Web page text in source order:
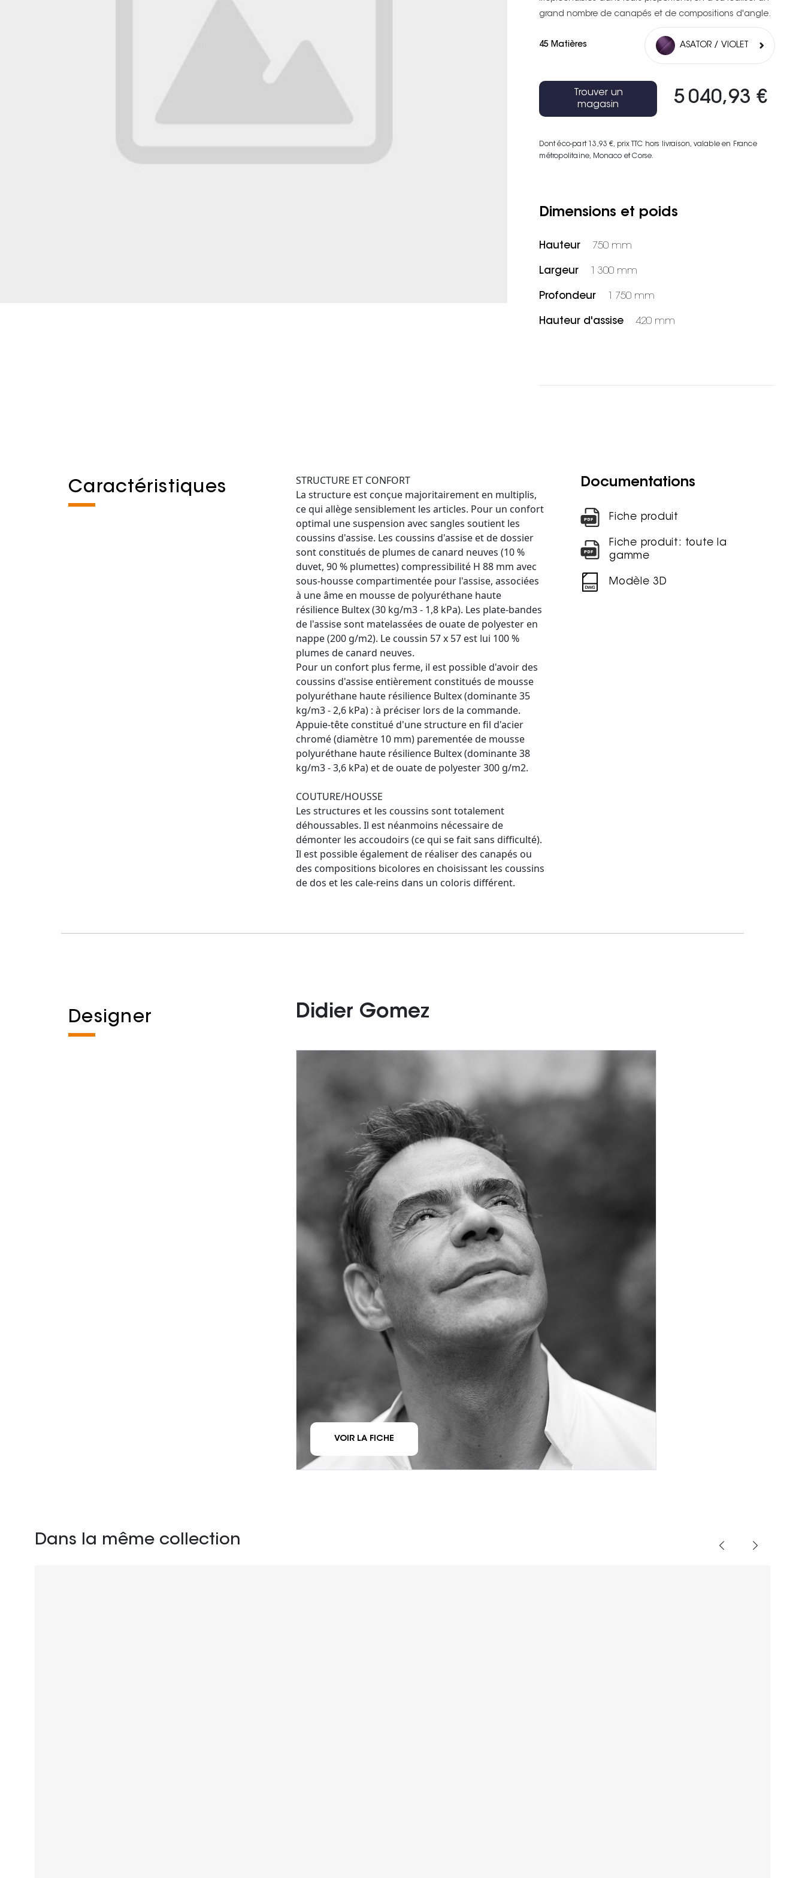
grand nombre de canapés et de compositions d'angle.
45 Matières ASATOR / VIOLET
5 040,93 €
Dont éco-part 13,93 €, prix TTC hors livraison, valable en France
métropolitaine, Monaco et Corse.
Trouver un
magasin
Dimensions et poids
Hauteur 750 mm
Largeur 1 300 mm
Profondeur 1 750 mm
Hauteur d'assise 420 mm
Caractéristiques
STRUCTURE ET CONFORT
La structure est conçue majoritairement en multiplis,
ce qui allège sensiblement les articles. Pour un confort
optimal une suspension avec sangles soutient les
coussins d'assise. Les coussins d'assise et de dossier
sont constitués de plumes de canard neuves (10 %
duvet, 90 % plumettes) compressibilité H 88 mm avec
sous-housse compartimentée pour l'assise, associées
à une âme en mousse de polyuréthane haute
résilience Bultex (30 kg/m3 - 1,8 kPa). Les plate-bandes
de l'assise sont matelassées de ouate de polyester en
nappe (200 g/m2). Le coussin 57 x 57 est lui 100 %
plumes de canard neuves.
Pour un confort plus ferme, il est possible d'avoir des
coussins d'assise entièrement constitués de mousse
polyuréthane haute résilience Bultex (dominante 35
kg/m3 - 2,6 kPa) : à préciser lors de la commande.
Appuie-tête constitué d'une structure en fil d'acier
chromé (diamètre 10 mm) parementée de mousse
polyuréthane haute résilience Bultex (dominante 38
kg/m3 - 3,6 kPa) et de ouate de polyester 300 g/m2.
COUTURE/HOUSSE
Les structures et les coussins sont totalement
déhoussables. Il est néanmoins nécessaire de
démonter les accoudoirs (ce qui se fait sans difficulté).
Il est possible également de réaliser des canapés ou
des compositions bicolores en choisissant les coussins
de dos et les cale-reins dans un coloris différent.
Documentations
Fiche produit
Fiche produit: toute la
gamme
Modèle 3D
Designer Didier Gomez
VOIR LA FICHE
Dans la même collection